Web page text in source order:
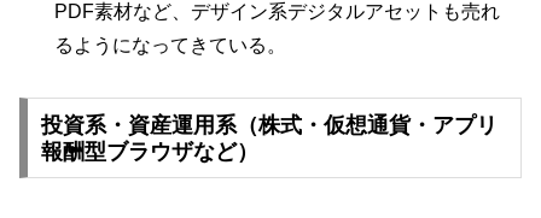
PDF素材など、デザイン系デジタルアセットも売れ
るようになってきている。
投資系・資産運用系（株式・仮想通貨・アプリ
報酬型ブラウザなど）